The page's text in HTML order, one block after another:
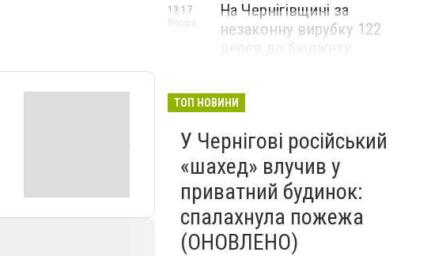
На Чернігівщині за
незаконну вирубку 122
дерев до бюджету
13:17
Вчора
ТОП НОВИНИ
У Чернігові російський
«шахед» влучив у
приватний будинок:
спалахнула пожежа
(ОНОВЛЕНО)